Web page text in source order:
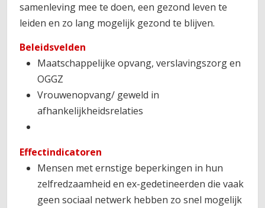
samenleving mee te doen, een gezond leven te
leiden en zo lang mogelijk gezond te blijven.
Beleidsvelden
Maatschappelijke opvang, verslavingszorg en
OGGZ
Vrouwenopvang/ geweld in
afhankelijkheidsrelaties
Effectindicatoren
Mensen met ernstige beperkingen in hun
zelfredzaamheid en ex-gedetineerden die vaak
geen sociaal netwerk hebben zo snel mogelijk